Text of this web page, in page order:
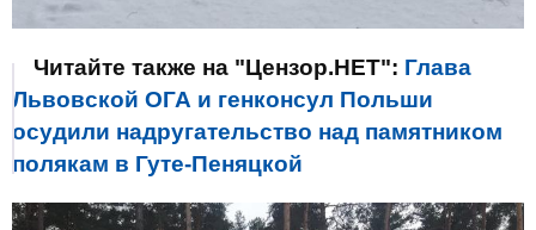
Читайте также на "Цензор.НЕТ": Глава
Львовской ОГА и генконсул Польши
осудили надругательство над памятником
полякам в Гуте-Пеняцкой